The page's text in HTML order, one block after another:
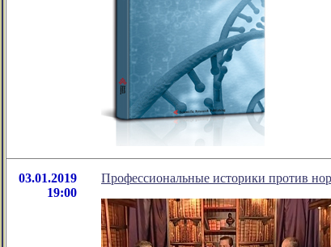
03.01.2019
19:00
Профессиональные историки против